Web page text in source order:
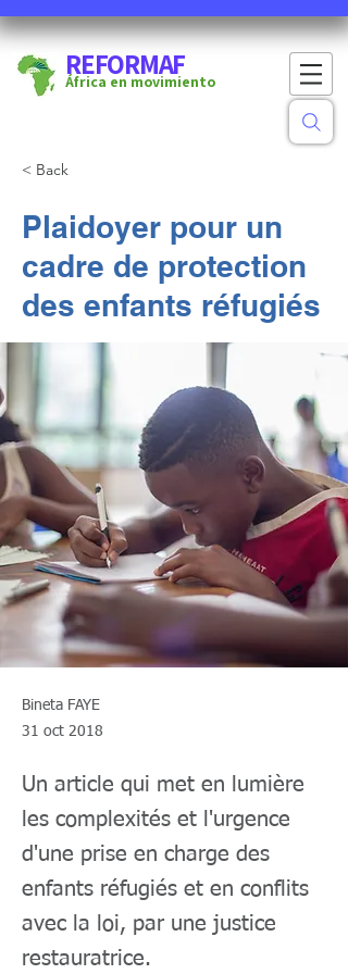
REFORMAF
África en movimiento
< Back
Plaidoyer pour un
cadre de protection
des enfants réfugiés
Bineta FAYE
31 oct 2018
Un article qui met en lumière
les complexités et l'urgence
d'une prise en charge des
enfants réfugiés et en conflits
avec la loi, par une justice
restauratrice.